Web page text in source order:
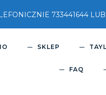
733441644
SKLEP
FAQ